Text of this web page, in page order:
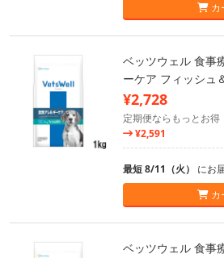
カ
ベッツウェル 食事
ーケア フィッシュ
¥2,728
定期便ならもっとお得
¥2,591
最短 8/11（火） にお
カ
ベッツウェル 食事